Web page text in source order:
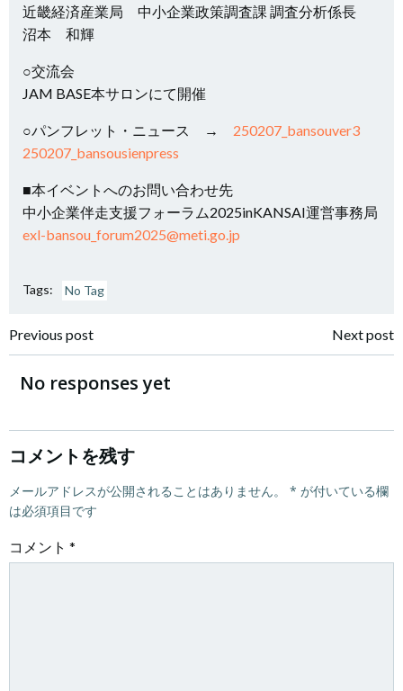
近畿経済産業局 中小企業政策調査課 調査分析係長
沼本 和輝
○交流会
JAM BASE本サロンにて開催
○パンフレット・ニュース → 250207_bansouver3
250207_bansousienpress
■本イベントへのお問い合わせ先
中小企業伴走支援フォーラム2025inKANSAI運営事務局
exl-bansou_forum2025@meti.go.jp
Tags: No Tag
投
稿
ナ
ビ
ゲ
ー
Previous post
ナ
ゲ
Next post
No responses yet
コメントを残す
メールアドレスが公開されることはありません。 * が付いている欄
は必須項目です
コメント *